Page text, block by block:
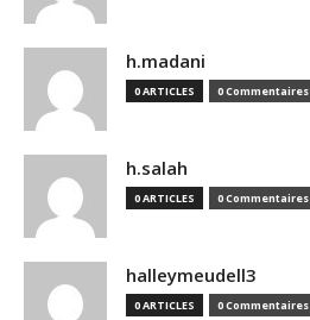
h.madani
0 ARTICLES 0 Commentaires
h.salah
0 ARTICLES 0 Commentaires
halleymeudell3
0 ARTICLES 0 Commentaires